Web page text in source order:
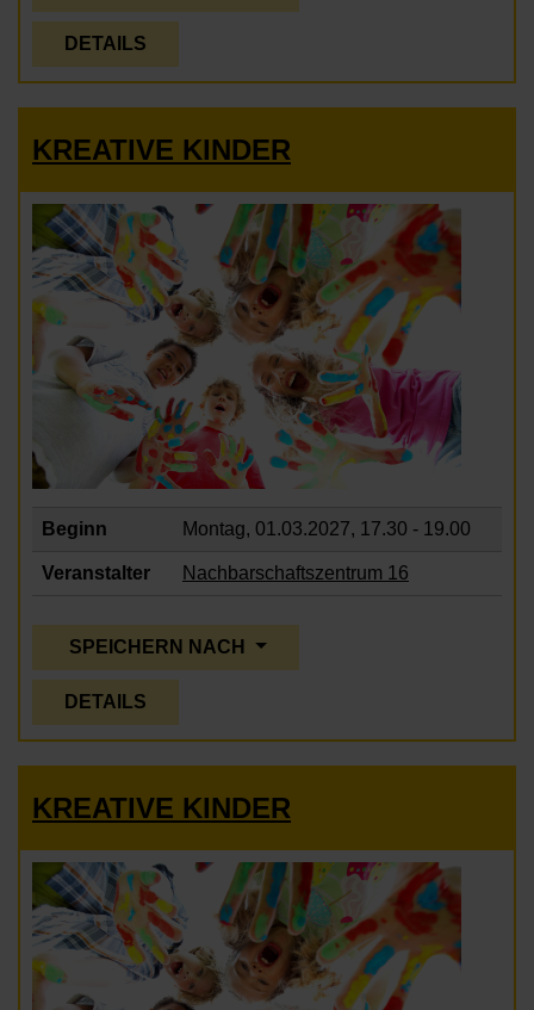
DETAILS
KREATIVE KINDER
Beginn Montag, 01.03.2027, 17.30 - 19.00
Veranstalter Nachbarschaftszentrum 16
SPEICHERN NACH
DETAILS
KREATIVE KINDER